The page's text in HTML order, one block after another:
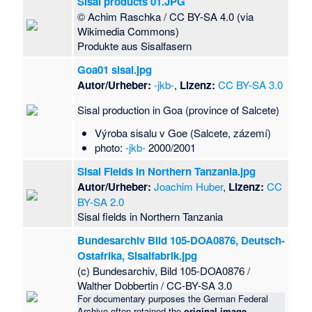
© Achim Raschka / CC BY-SA 4.0 (via
Wikimedia Commons)
Produkte aus Sisalfasern
Goa01 sisal.jpg
Autor/Urheber: -jkb-, Lizenz: CC BY-SA 3.0
Sisal production in Goa (province of Salcete)
Výroba sisalu v Goe (Salcete, zázemí)
photo: -jkb-2000/2001
Sisal Fields in Northern Tanzania.jpg
Autor/Urheber: Joachim Huber, Lizenz: CC
BY-SA 2.0
Sisal fields in Northern Tanzania
Bundesarchiv Bild 105-DOA0876, Deutsch-
Ostafrika, Sisalfabrik.jpg
(c) Bundesarchiv, Bild 105-DOA0876 /
Walther Dobbertin / CC-BY-SA 3.0
For documentary purposes the German Federal